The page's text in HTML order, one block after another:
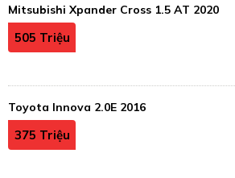
Mitsubishi Xpander Cross 1.5 AT 2020
505 Triệu
Toyota Innova 2.0E 2016
375 Triệu